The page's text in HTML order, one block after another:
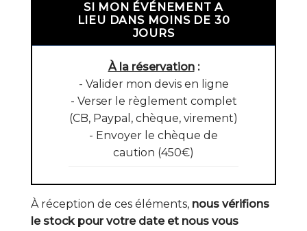
SI MON ÉVÉNEMENT A
LIEU DANS MOINS DE 30
JOURS
À la réservation:
- Valider mon devis en ligne
- Verser le règlement complet
(CB, Paypal, chèque, virement)
- Envoyer le chèque de
caution (450€)
À réception de ces éléments, nous vérifions
le stock pour votre date et nous vous